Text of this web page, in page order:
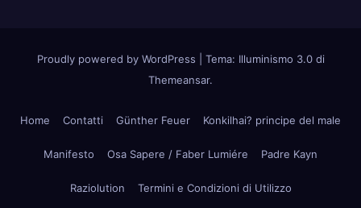
Proudly powered by WordPress
Tema: Illuminismo 3.0 di
Themeansar.
Home Contatti Günther Feuer Konkilhai? principe del male
Manifesto Osa Sapere / Faber Lumiére Padre Kayn
Raziolution Termini e Condizioni di Utilizzo